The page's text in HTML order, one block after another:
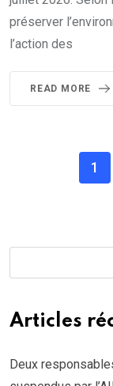
préserver
l’action des
READ MORE
1
Articles
Deux